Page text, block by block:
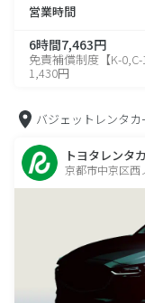
営業時間
6時間7,463円
免責補償制度【K-0,C-
1,430円
バジェットレンタ
トヨタレンタ
京都市中京区